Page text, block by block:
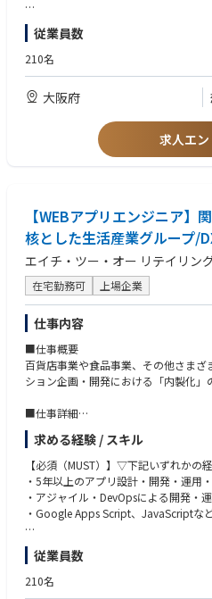
安定したグループ基盤で整った職場環境
・関西圏で高いブランド力・規模を誇
で働けます。
・グループ企業全体のDX推進をする
着けるチャンスがあります。
【歓迎（WANT）】
・経営戦略・企画、事業戦略・企画業
・財務、会計知識
・情報処理技術者資格
・ベンダー認定資格
従業員数
210名
大阪府
求人エ
【WEBアプリエンジニア】
核とした生活産業グループ/
エイチ・ツー・オー リテイリン
在宅勤務可 上場企業
仕事内容
■仕事概要
百貨店事業や食品事業、その他さま
ション企画・開発における「内製化」
■仕事詳細
・エンジニアとして自らＷＥＢアプリ
クエンドにおける開発を行う
・主に社内ユーザ向けのＷＥＢアプ
マネジメント業務を担う
■仕事の魅力
安定したグループ基盤で整った職場環境
で働けます。
・グループ企業全体のDX推進をする
着けるチャンスがあります。
求める経験 / スキル
【必須（MUST）】▽下記いずれかの
・5年以上のアプリ設計・開発・運用
・アジャイル・DevOpsによる開発・
・Google Apps Script、JavaScriptな
【歓迎（WANT）】
・小売業システムの設計・構築経験
・情報処理技術者資格
従業員数
210名